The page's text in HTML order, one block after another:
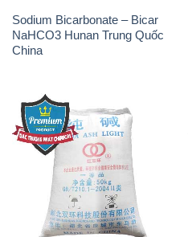
Sodium Bicarbonate – Bicar
NaHCO3 Hunan Trung Quốc
China